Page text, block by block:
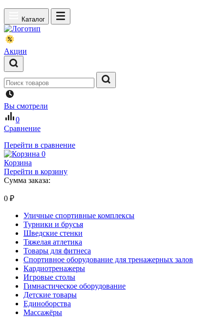
Каталог
Акции
Вы смотрели
0
Сравнение
Перейти в сравнение
0
Корзина
Перейти в корзину
Сумма заказа:
0 ₽
Уличные спортивные комплексы
Турники и брусья
Шведские стенки
Тяжелая атлетика
Товары для фитнеса
Спортивное оборудование для тренажерных залов
Кардиотренажеры
Игровые столы
Гимнастическое оборудование
Детские товары
Единоборства
Массажёры